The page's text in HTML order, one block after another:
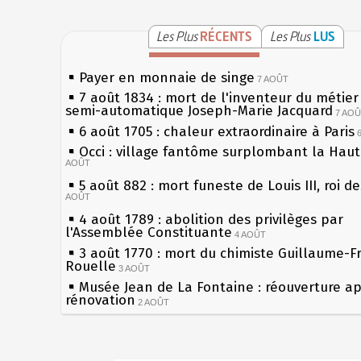
Les PlusRÉCENTS Les Plus LUS
Payer en monnaie de singe 7 AOÛT
7 août 1834 : mort de l'inventeur du
semi-automatique Joseph-Marie Jacquard 7
6 août 1705 : chaleur extraordinaire à Paris
Occi : village fantôme surplombant la
AOÛT
5 août 882 : mort funeste de Louis III, roi
AOÛT
4 août 1789 : abolition des privilèges par
l'Assemblée Constituante 4 AOÛT
3 août 1770 : mort du chimiste Guillaume-
Rouelle 3 AOÛT
Musée Jean de La Fontaine : réouverture
rénovation 2 AOÛT
2 août 1802 : Bonaparte est nommé